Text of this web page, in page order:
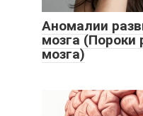
Аномалии
мозга (Пороки
мозга)